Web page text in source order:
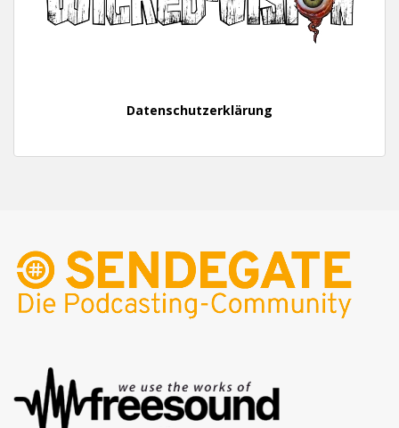
Datenschutzerklärung